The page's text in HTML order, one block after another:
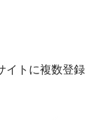
イトに複数登録